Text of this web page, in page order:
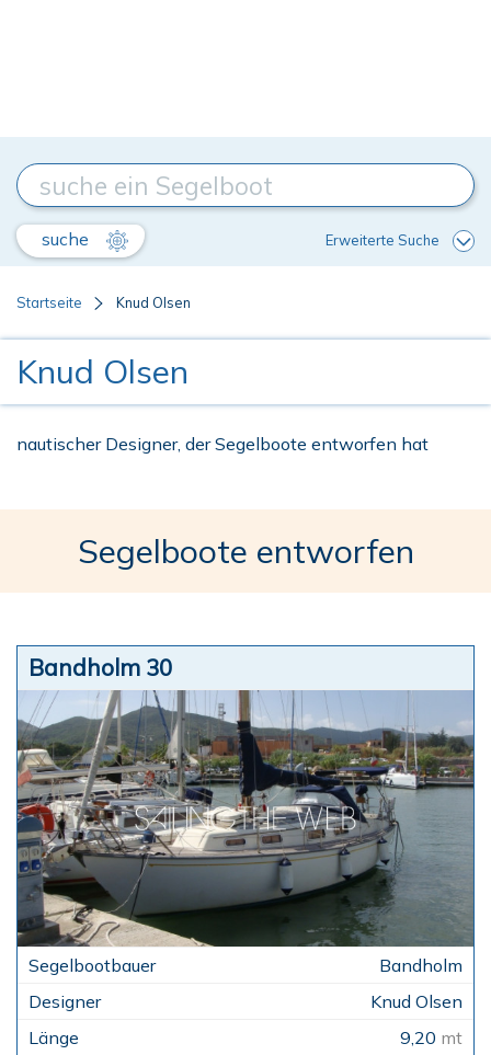
suche Erweiterte Suche
Startseite Knud Olsen
Knud Olsen
nautischer Designer, der Segelboote entworfen hat
Segelboote entworfen
Bandholm 30
Bandholm
Knud Olsen
9,20 mt